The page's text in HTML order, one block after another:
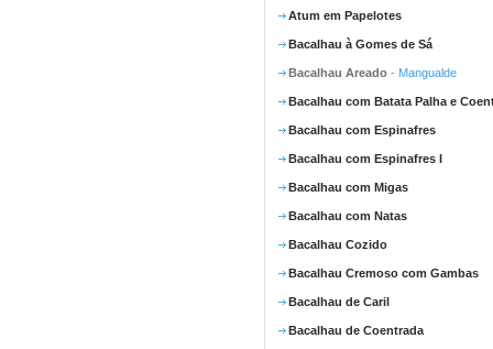
Atum em Papelotes
Bacalhau à Gomes de Sá
Bacalhau Areado - Mangualde
Bacalhau com Batata Palha e
Bacalhau com Espinafres
Bacalhau com Espinafres I
Bacalhau com Migas
Bacalhau com Natas
Bacalhau Cozido
Bacalhau Cremoso com Gambas
Bacalhau de Caril
Bacalhau de Coentrada